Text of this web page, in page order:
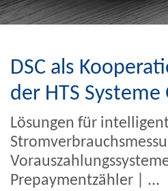
DSC als
der HTS Systeme
Lösungen für
Vorauszahlungssysteme
Prepaymentzähler | ...